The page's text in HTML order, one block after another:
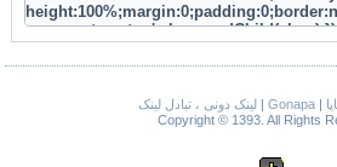
لینک دونی ، تبادل لینک| Gonapa|
Copyright © 1393. All Rights